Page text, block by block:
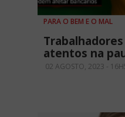
PARA O BEM E O MAL
atentos na
02 AGOSTO, 2023 -